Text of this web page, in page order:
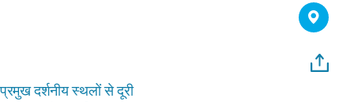
प्रमुख दर्शनीय स्थलों से दूरी